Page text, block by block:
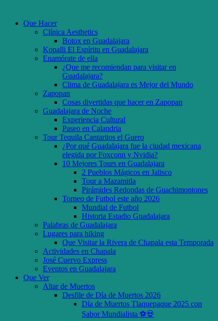
Que Hacer
Clínica Aesthetics
Botox en Guadalajara
Kopalli El Espíritu en Guadalajara
Enamórate de ella
¿Que me recomiendan para visitar en
Guadalajara?
Clima de Guadalajara es Mejor del Mundo
Zapopan
Cosas divertidas que hacer en Zapopan
Guadalajara de Noche
Experiencia Cultural
Paseo en Calandria
Tour Tequila Cantaritos el Guero
¿Por qué Guadalajara fue la ciudad mexicana
elegida por Foxconn y Nvidia?
10 Mejores Tours en Guadalajara
2 Pueblos Mágicos en Jalisco
Tour a Mazamitla
Pirámides Redondas de Guachimontones
Torneo de Futbol este año 2026
Mundial de Futbol
Historia Estadio Guadalajara
Palabras de Guadalajara
Lugares para hiking
Que Visitar la Rivera de Chapala esta Temporada
Actividades en Chapala
José Cuervo Express
Eventos en Guadalajara
Que Ver
Altar de Muertos
Desfile de Día de Muertos 2026
Día de Muertos Tlaquepaque 2025 con
Sabor Mundialista ⚽💀